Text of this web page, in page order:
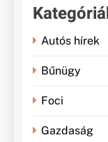
Autós hírek
Bűnügy
Foci
Gazdaság